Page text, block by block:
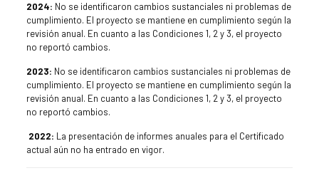
2024: No se identificaron cambios sustanciales ni problemas de
cumplimiento. El proyecto se mantiene en cumplimiento según la
revisión anual. En cuanto a las Condiciones 1, 2 y 3, el proyecto
no reportó cambios.
2023: No se identificaron cambios sustanciales ni problemas de
cumplimiento. El proyecto se mantiene en cumplimiento según la
revisión anual. En cuanto a las Condiciones 1, 2 y 3, el proyecto
no reportó cambios.
2022: La presentación de informes anuales para el Certificado
actual aún no ha entrado en vigor.